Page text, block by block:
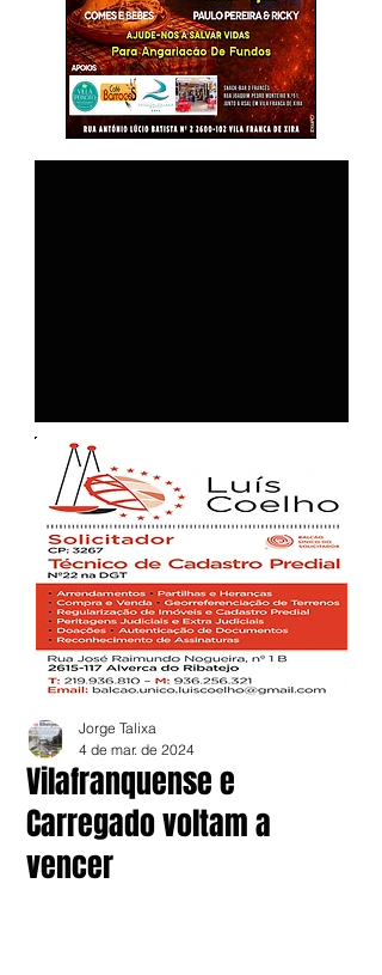
Vilafranquense e
Carregado voltam a
vencer
Jorge Talixa
4 de mar. de 2024